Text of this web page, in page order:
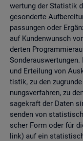
wer­tung der Sta­tis­tik
ge­son­der­te
pas­sun­gen oder
auf Kun­den­wunsch
der­ten
und Er­tei­lung von
tis­tik, zu den
nungs­ver­fah­ren, zu
sa­ge­kraft der Daten
sen­den von
scher Form oder für
link) auf ein